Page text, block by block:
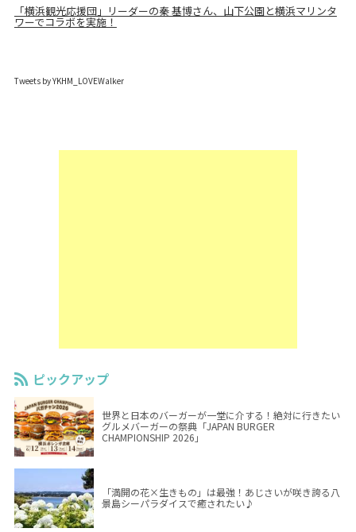
「横浜観光応援団」リーダーの秦 基博さん、山下公園と横浜マリンタ
ワーでコラボを実施！
Tweets by YKHM_LOVEWalker
ピックアップ
世界と日本のバーガーが一堂に介する！絶対に行きたい
グルメバーガーの祭典「JAPAN BURGER
CHAMPIONSHIP 2026」
「満開の花×生きもの」は最強！あじさいが咲き誇る八
景島シーパラダイスで癒されたい♪